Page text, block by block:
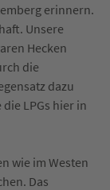
erinnern.
Unsere
Hecken
die
dazu
LPGs hier in
wie im Westen
Das